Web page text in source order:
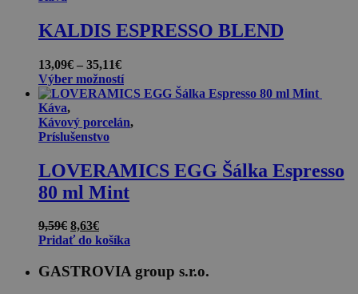
KALDIS ESPRESSO BLEND
13,09€ – 35,11€Price
range:
13,09€
35,11€
Výber možností
Káva,
Kávový porcelán,
Príslušenstvo
LOVERAMICS EGG Šálka Espresso
80 ml Mint
9,59€ Pôvodná
cena
9,59€.
8,63€Aktuálna
cena
8,63€.
Pridať do košíka
GASTROVIA group s.r.o.